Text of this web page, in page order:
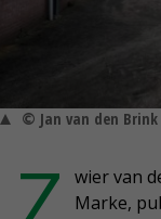
© Jan van den Brink
wier van
Marke,